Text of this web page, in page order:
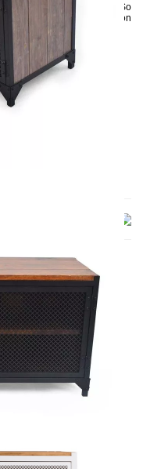
ein echtes Zuhause. So
und starken Konstruktion
bequem anziehen.
AUCH